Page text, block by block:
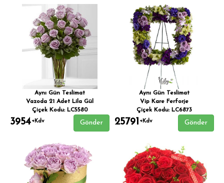
Aynı Gün Teslimat
Vazoda 21 Adet Lila Gül
Çiçek Kodu: LC5580
3954+Kdv Gönder
Aynı Gün Teslimat
Vip Kare Ferforje
Çiçek Kodu: LC6873
25791 +Kdv Gönder